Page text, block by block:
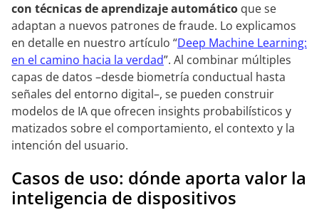
con técnicas de aprendizaje automático que se
adaptan a nuevos patrones de fraude. Lo explicamos
en detalle en nuestro artículo “Deep Machine Learning:
en el camino hacia la verdad”. Al combinar múltiples
capas de datos –desde biometría conductual hasta
señales del entorno digital–, se pueden construir
modelos de IA que ofrecen insights probabilísticos y
matizados sobre el comportamiento, el contexto y la
intención del usuario.
Casos de uso: dónde aporta valor la
inteligencia de dispositivos